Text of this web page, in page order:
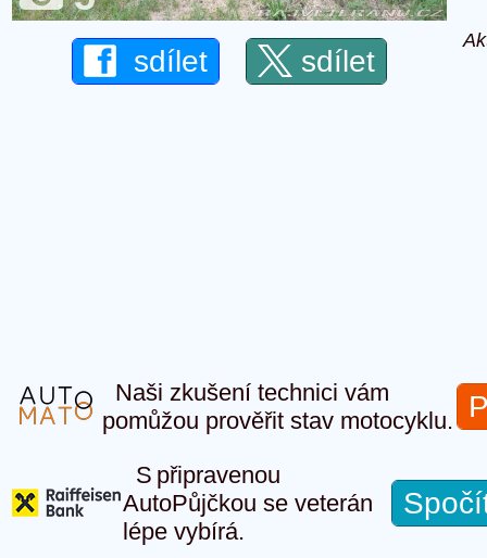
sdílet sdílet
Naši zkušení technici vám
pomůžou prověřit stav motocyklu.
S připravenou
AutoPůjčkou se veterán
lépe vybírá.